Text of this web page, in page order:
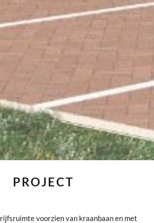
PROJECT
voorzien van kraanbaan en met